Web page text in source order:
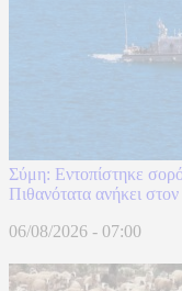
Σύμη: Εντοπίστηκε
Πιθανότατα ανήκει
06/08/2026 - 07:00